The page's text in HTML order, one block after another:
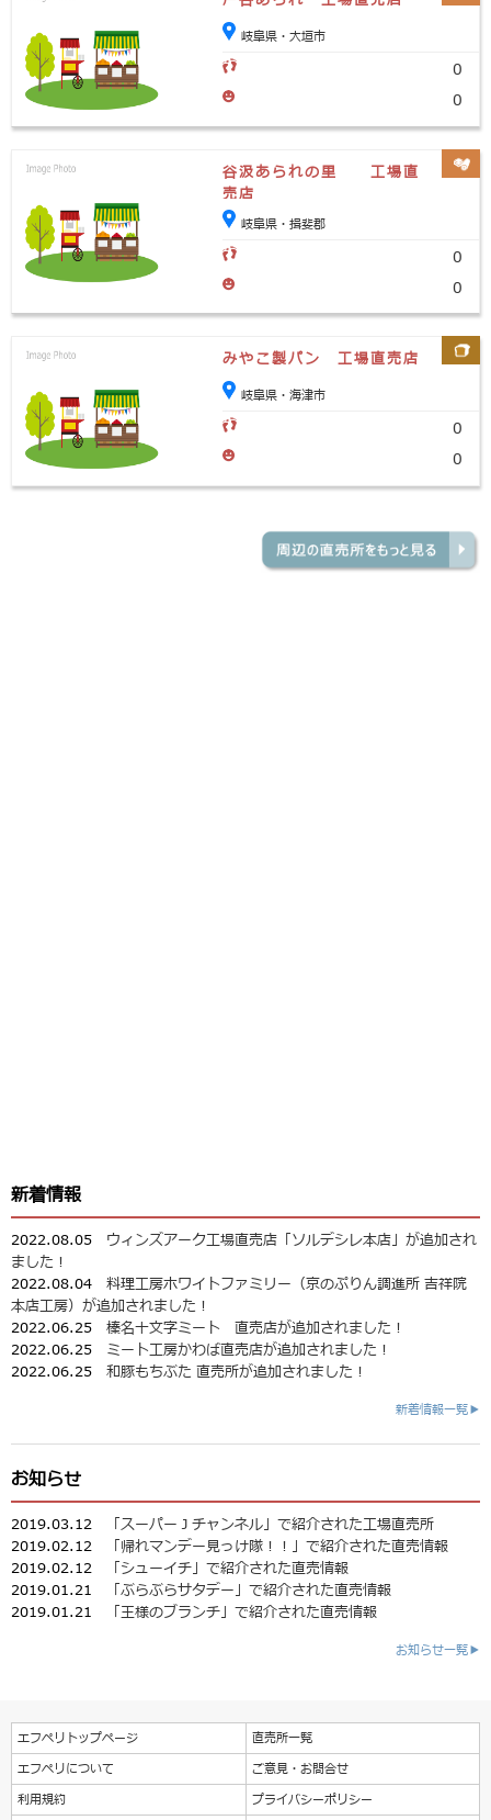
岐阜県・大垣市
0
0
谷汲あられの里 工場直
売店
岐阜県・揖斐郡
0
0
みやこ製パン 工場直売店
岐阜県・海津市
0
0
新着情報
2022.08.05 ウィンズアーク工場直売店「ソルデシレ本店」が追加され
ました！
2022.08.04 料理工房ホワイトファミリー（京のぷりん調進所 吉祥院
本店工房）が追加されました！
2022.06.25 榛名十文字ミート 直売店が追加されました！
2022.06.25 ミート工房かわば直売店が追加されました！
2022.06.25 和豚もちぶた 直売所が追加されました！
新着情報一覧▶
お知らせ
2019.03.12
「スーパーＪチャンネル」で紹介された工場直売所
2019.02.12
「帰れマンデー見っけ隊！！」で紹介された直売情報
2019.02.12
「シューイチ」で紹介された直売情報
2019.01.21
「ぶらぶらサタデー」で紹介された直売情報
2019.01.21
「王様のブランチ」で紹介された直売情報
お知らせ一覧▶
エフペリトップページ
直売所一覧
エフペリについて
ご意見・お問合せ
利用規約
プライバシーポリシー